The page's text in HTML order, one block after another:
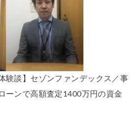
験談】セゾンファンデックス／事
ーンで高額査定1400万円の資金